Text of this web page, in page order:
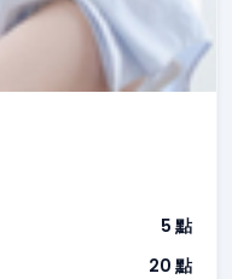
5 點
20 點